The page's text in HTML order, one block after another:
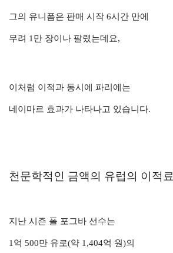
그의 유니폼은 판매 시작 6시간 만에
무려 1만 장이나 팔렸는데요,
이처럼 이적과 동시에 파리에는
네이마르 효과가 나타나고 있습니다.
천문학적인 금액의 유럽의 이적료
지난 시즌 폴 포그바 선수는
1억 500만 유로(약 1,404억 원)의